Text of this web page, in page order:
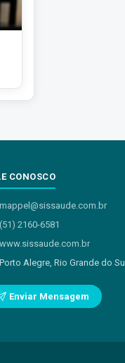
CONOSCO
mappel@sissaude.com.br
(51) 2160-6581
www.sissaude.com.br
Porto Alegre, Rio Grande do Sul
Enviar Mensagem